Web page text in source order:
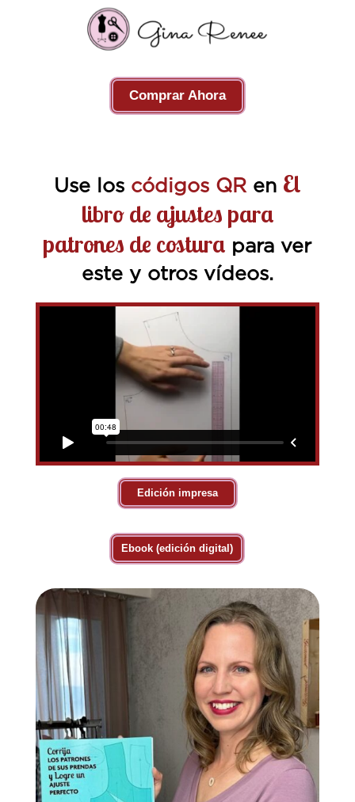
Comprar Ahora
Use los códigos QRen El
libro de ajustes para
patrones de costura para ver
este y otros vídeos.
Edición impresa
Ebook (edición digital)